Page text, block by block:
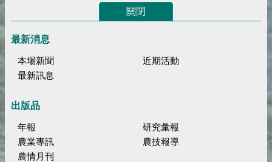
關閉
最新消息
本場新聞
近期活動
最新訊息
出版品
年報
研究彙報
農業專訊
農技報導
農情月刊